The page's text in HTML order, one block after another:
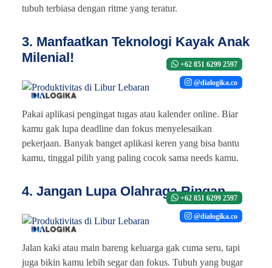
tubuh terbiasa dengan ritme yang teratur.
3. Manfaatkan Teknologi Kayak Anak
Milenial!
+62 851 6299 2597
@dialogika.co
Pakai aplikasi pengingat tugas atau kalender online. Biar
kamu gak lupa deadline dan fokus menyelesaikan
pekerjaan. Banyak banget aplikasi keren yang bisa bantu
kamu, tinggal pilih yang paling cocok sama needs kamu.
4. Jangan Lupa Olahraga Ringan
+62 851 6299 2597
@dialogika.co
Jalan kaki atau main bareng keluarga gak cuma seru, tapi
juga bikin kamu lebih segar dan fokus. Tubuh yang bugar